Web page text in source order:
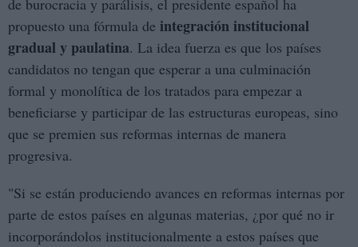
de burocracia y parálisis, el presidente español ha
propuesto una fórmula de integración institucional
gradual y paulatina. La idea fuerza es que los países
candidatos no tengan que esperar a una culminación
formal y monolítica de los tratados para empezar a
beneficiarse y participar de las estructuras europeas, sino
que se premien sus reformas internas de manera
progresiva.
"Si se están produciendo avances en reformas internas por
parte de estos países en algunas materias, ¿por qué no ir
incorporándolos institucionalmente a estos países que